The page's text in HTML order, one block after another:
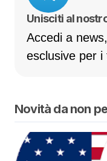
Unisciti al
Accedi a
esclusive per i
Novità da non